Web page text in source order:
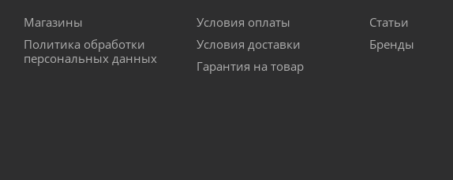
Магазины
Политика обработки
персональных данных
Условия оплаты
Условия доставки
Гарантия на товар
Статьи
Бренды